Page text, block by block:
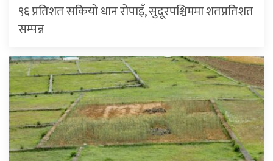
९६ प्रतिशत सकियो धान रोपाइँ, सुदूरपश्चिममा शतप्रतिशत
सम्पन्न